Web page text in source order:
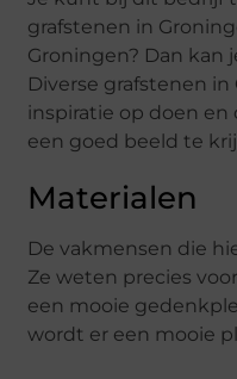
grafstenen in
Groningen? Dan kan
Diverse grafstenen
inspiratie op doen en
een goed beeld te
Materialen
De vakmensen die
Ze weten precies
een mooie
wordt er een mooie